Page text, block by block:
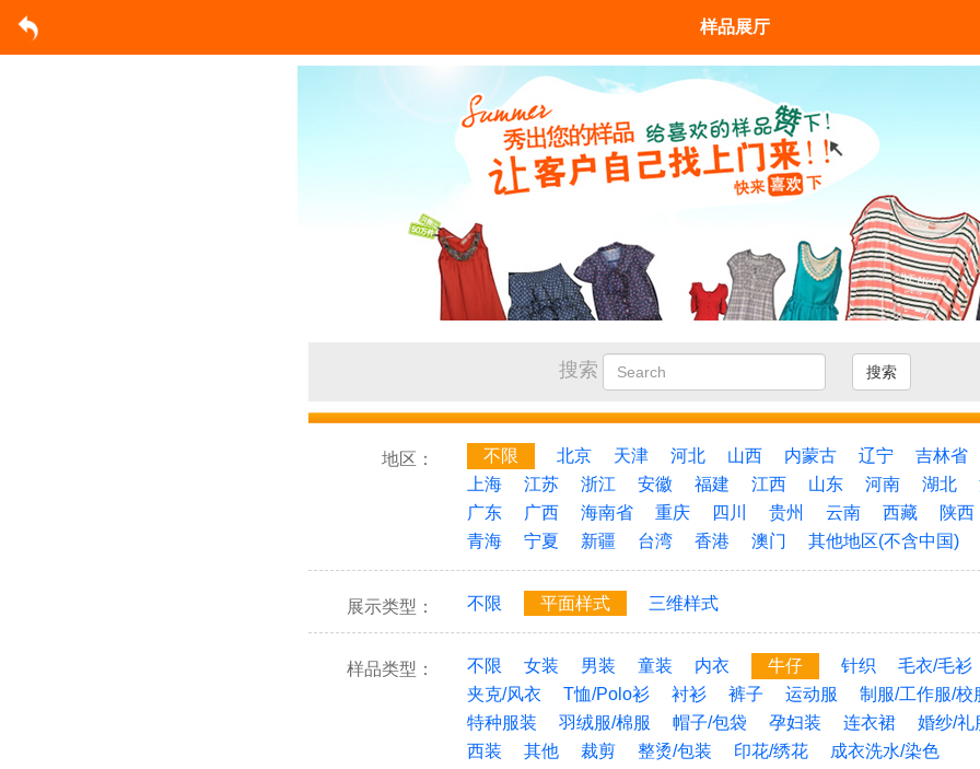
样品展厅
搜索 搜索
地区： 不限 北京 天津 河北 山西 内蒙古 辽宁
吉林省
上海
江苏 浙江 安徽 福建 江西 山东 河南 湖北
广东
广西 海南省 重庆 四川 贵州 云南 西藏
陕西
青海
宁夏 新疆 台湾 香港 澳门 其他地区(不含中国)
展示类型： 不限 平面样式 三维样式
样品类型： 不限 女装 男装 童装 内衣 牛仔 针织
毛衣/毛衫
夹克/风衣
T恤/Polo衫 衬衫 裤子 运动服
制服/工作服/校
特种服装
羽绒服/棉服 帽子/包袋 孕妇装 连衣裙
婚纱/礼
西装
其他 裁剪 整烫/包装 印花/绣花
成衣洗水/染色